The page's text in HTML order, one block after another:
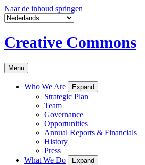
Naar de inhoud springen
Creative Commons
Menu
Who We Are Expand
Strategic Plan
Team
Governance
Opportunities
Annual Reports & Financials
History
Press
What We Do
Expand